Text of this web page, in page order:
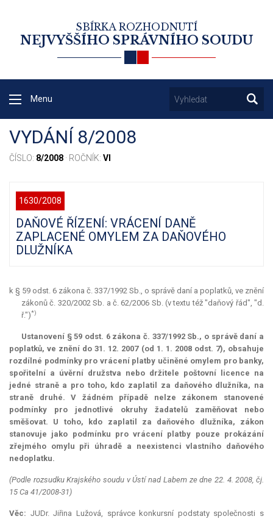
SBÍRKA ROZHODNUTÍ
NEJVYŠŠÍHO SPRÁVNÍHO SOUDU
Menu
VYDÁNÍ 8/2008
ČÍSLO: 8/2008 · ROČNÍK: VI
1630/2008
DAŇOVÉ ŘÍZENÍ: VRÁCENÍ DANĚ
ZAPLACENÉ OMYLEM ZA DAŇOVÉHO
DLUŽNÍKA
k § 59 odst. 6 zákona č. 337/1992 Sb., o správě daní a poplatků, ve znění
zákonů č. 320/2002 Sb. a č. 62/2006 Sb. (v textu též "daňový řád", "d.
ř.")*)
Ustanovení § 59 odst. 6 zákona č. 337/1992 Sb., o správě daní a
poplatků, ve znění do 31. 12. 2007 (od 1. 1. 2008 odst. 7), obsahuje
rozdílné podmínky pro vrácení platby učiněné omylem pro banky,
spořitelní a úvěrní družstva nebo držitele poštovní licence na
jedné straně a pro toho, kdo zaplatil za daňového dlužníka, na
straně druhé. V žádném případě nelze zákonem stanovené
podmínky pro jednotlivé okruhy žadatelů zaměňovat nebo
směšovat. U toho, kdo zaplatil za daňového dlužníka, zákon
stanovuje jako podmínku pro vrácení platby pouze prokázání
zřejmého omylu při úhradě a neexistenci vlastního daňového
nedoplatku.
(Podle rozsudku Krajského soudu v Ústí nad Labem ze dne 22. 4. 2008, čj.
15 Ca 41/2008-31)
Věc: JUDr. Jiřina Lužová, správce konkursní podstaty společnosti s